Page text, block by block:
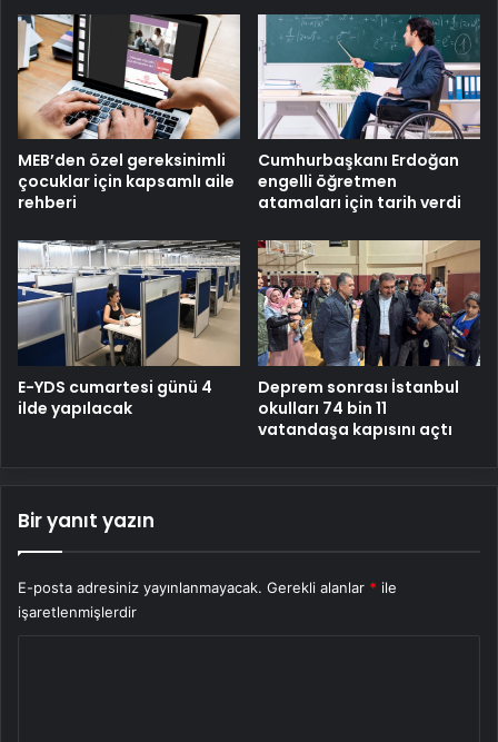
MEB’den özel gereksinimli
çocuklar için kapsamlı aile
rehberi
Cumhurbaşkanı Erdoğan
engelli öğretmen
atamaları için tarih verdi
E-YDS cumartesi günü 4
ilde yapılacak
Deprem sonrası İstanbul
okulları 74 bin 11
vatandaşa kapısını açtı
Bir yanıt yazın
E-posta adresiniz yayınlanmayacak. Gerekli alanlar * ile
işaretlenmişlerdir